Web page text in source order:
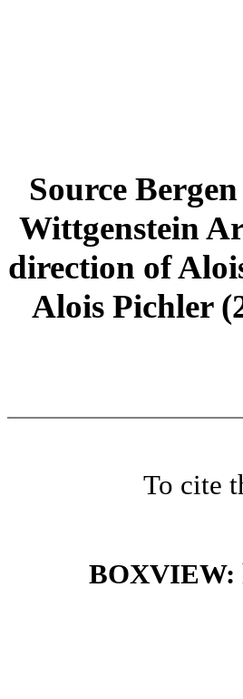
Source
Wittgenstein
direction of
Alois Pichler
To cite
BOXVIEW: